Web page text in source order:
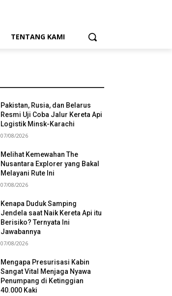
TENTANG KAMI
Pakistan, Rusia, dan Belarus
Resmi Uji Coba Jalur Kereta Api
Logistik Minsk-Karachi
07/08/2026
Melihat Kemewahan The
Nusantara Explorer yang Bakal
Melayani Rute Ini
07/08/2026
Kenapa Duduk Samping
Jendela saat Naik Kereta Api itu
Berisiko? Ternyata Ini
Jawabannya
07/08/2026
Mengapa Presurisasi Kabin
Sangat Vital Menjaga Nyawa
Penumpang di Ketinggian
40.000 Kaki